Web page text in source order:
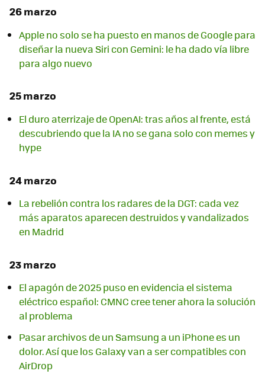
26 marzo
Apple no solo se ha puesto en manos de Google para
diseñar la nueva Siri con Gemini: le ha dado vía libre
para algo nuevo
25 marzo
El duro aterrizaje de OpenAI: tras años al frente, está
descubriendo que la IA no se gana solo con memes y
hype
24 marzo
La rebelión contra los radares de la DGT: cada vez
más aparatos aparecen destruidos y vandalizados
en Madrid
23 marzo
El apagón de 2025 puso en evidencia el sistema
eléctrico español: CMNC cree tener ahora la solución
al problema
Pasar archivos de un Samsung a un iPhone es un
dolor. Así que los Galaxy van a ser compatibles con
AirDrop